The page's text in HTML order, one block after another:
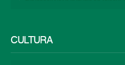
CULTURA